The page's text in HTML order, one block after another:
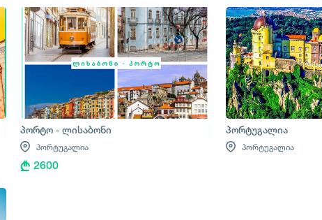
პორტო - ლისაბონი
პორტუგალია
2600
პორტუგალია
პორტუგალია